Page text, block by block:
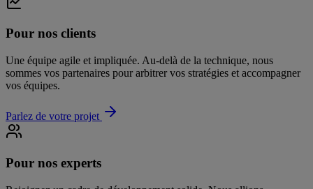
Pour nos clients
Une équipe agile et impliquée. Au-delà de la technique, nous
sommes vos partenaires pour arbitrer vos stratégies et accompagner
vos équipes.
Parlez de votre projet
Pour nos experts